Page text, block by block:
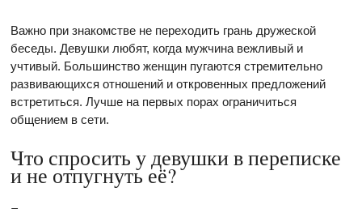
Важно при знакомстве не переходить грань дружеской
беседы. Девушки любят, когда мужчина вежливый и
учтивый. Большинство женщин пугаются стремительно
развивающихся отношений и откровенных предложений
встретиться. Лучше на первых порах ограничиться
общением в сети.
Что спросить у девушки в переписке
и не отпугнуть её?